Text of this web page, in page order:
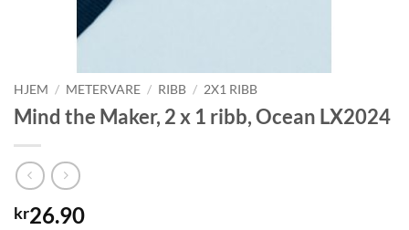
HJEM / METERVARE / RIBB / 2X1 RIBB
Mind the Maker, 2 x 1 ribb, Ocean LX2024
kr26.90